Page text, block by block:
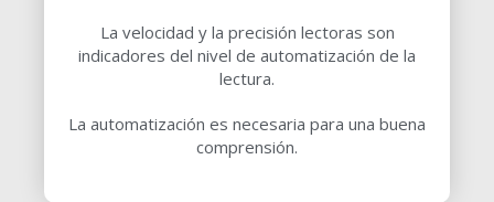
La velocidad y la precisión lectoras son
indicadores del nivel de automatización de la
lectura.
La automatización es necesaria para una buena
comprensión.